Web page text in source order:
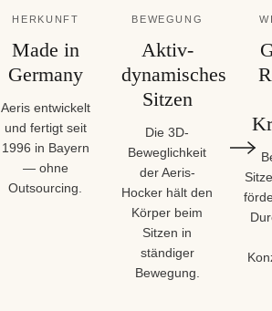
HERKUNFT
Made in
Germany
Aeris entwickelt
und fertigt seit
1996 in Bayern
— ohne
Outsourcing.
BEWEGUNG
Aktiv-
dynamisches
Sitzen
Die 3D-
Beweglichkeit
der Aeris-
Hocker hält den
Körper beim
Sitzen in
ständiger
Bewegung.